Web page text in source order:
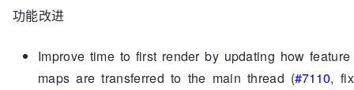
功能改进
Improve time to first render by updating how
maps are transferred to the main thread (#7110,